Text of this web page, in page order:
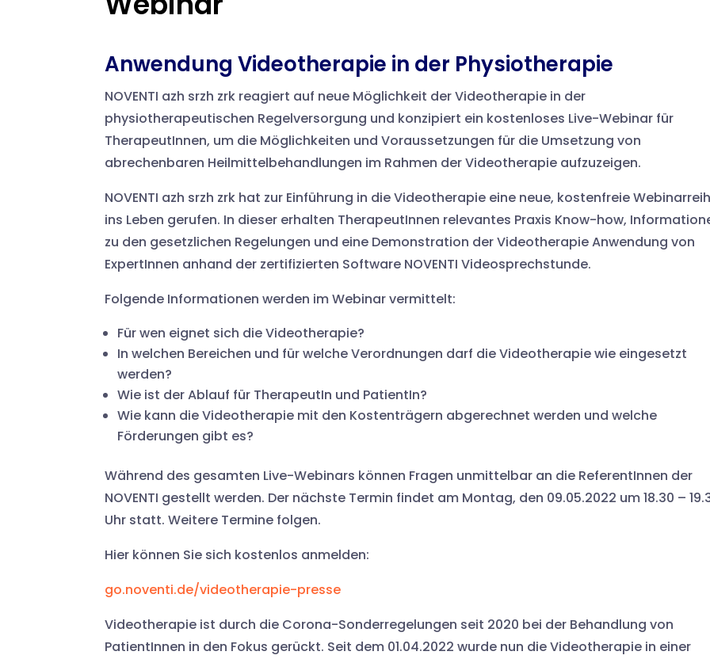
Anwendung Videotherapie in der Physiotherapie
NOVENTI azh srzh zrk reagiert auf neue Möglichkeit der Videotherapie in der
physiotherapeutischen Regelversorgung und konzipiert ein kostenloses Live-Webinar für
TherapeutInnen, um die Möglichkeiten und Voraussetzungen für die Umsetzung von
abrechenbaren Heilmittelbehandlungen im Rahmen der Videotherapie aufzuzeigen.
NOVENTI azh srzh zrk hat zur Einführung in die Videotherapie eine neue, kostenfreie
ins Leben gerufen. In dieser erhalten TherapeutInnen relevantes Praxis Know-how,
zu den gesetzlichen Regelungen und eine Demonstration der Videotherapie Anwendung von
ExpertInnen anhand der zertifizierten Software NOVENTI Videosprechstunde.
Folgende Informationen werden im Webinar vermittelt:
Für wen eignet sich die Videotherapie?
In welchen Bereichen und für welche Verordnungen darf die Videotherapie wie eingesetzt
werden?
Wie ist der Ablauf für TherapeutIn und PatientIn?
Wie kann die Videotherapie mit den Kostenträgern abgerechnet werden und welche
Förderungen gibt es?
Während des gesamten Live-Webinars können Fragen unmittelbar an die ReferentInnen der
NOVENTI gestellt werden. Der nächste Termin findet am Montag, den 09.05.2022 um 18.30 –
Uhr statt. Weitere Termine folgen.
Hier können Sie sich kostenlos anmelden:
go.noventi.de/videotherapie-presse
Videotherapie ist durch die Corona-Sonderregelungen seit 2020 bei der Behandlung von
PatientInnen in den Fokus gerückt. Seit dem 01.04.2022 wurde nun die Videotherapie in einer